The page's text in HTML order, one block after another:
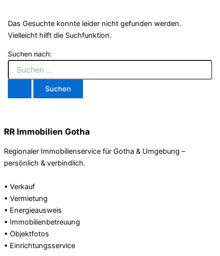
Das Gesuchte konnte leider nicht gefunden werden.
Vielleicht hilft die Suchfunktion.
Suchen nach:
RR Immobilien Gotha
Regionaler Immobilienservice für Gotha & Umgebung –
persönlich & verbindlich.
• Verkauf
• Vermietung
• Energieausweis
• Immobilienbetreuung
• Objektfotos
• Einrichtungsservice